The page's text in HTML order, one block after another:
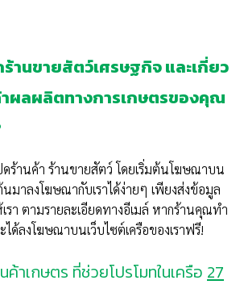
านขายสัตว์เศรษฐกิจ และเกี่ยว
ผลผลิตทางการเกษตรของคุณ
ร้านค้า ร้านขายสัตว์ โดยเริ่มต้นโฆษณาบน
มาลงโฆษณากับเราได้ง่ายๆ เพียงส่งข้อมูล
รา ตามรายละเอียดทางอีเมล์ หากร้านคุณทำ
ด้ลงโฆษณาบนเว็บไซต์เครือของเราฟรี!
าเกษตร ที่ช่วยโปรโมทในเครือ 27